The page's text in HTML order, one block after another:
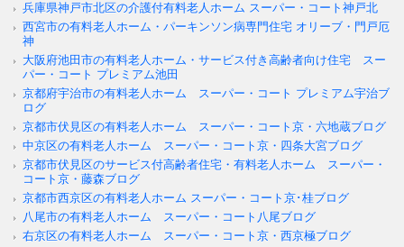
兵庫県神戸市北区の介護付有料老人ホーム スーパー・コート神戸北
西宮市の有料老人ホーム・パーキンソン病専門住宅 オリーブ・門戸厄
神
大阪府池田市の有料老人ホーム・サービス付き高齢者向け住宅 スー
パー・コート プレミアム池田
京都府宇治市の有料老人ホーム スーパー・コート プレミアム宇治ブ
ログ
京都市伏見区の有料老人ホーム スーパー・コート京・六地蔵ブログ
中京区の有料老人ホーム スーパー・コート京・四条大宮ブログ
京都市伏見区のサービス付高齢者住宅・有料老人ホーム スーパー・
コート京・藤森ブログ
京都市西京区の有料老人ホーム スーパー・コート京･桂ブログ
八尾市の有料老人ホーム スーパー・コート八尾ブログ
右京区の有料老人ホーム スーパー・コート京・西京極ブログ